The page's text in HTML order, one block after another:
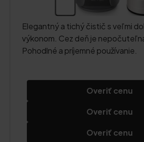
Elegantný a tichý čistič s veľmi
výkonom. Cez deň je
Pohodlné a príjemné používanie.
Overiť cenu
Overiť cenu
Overiť cenu